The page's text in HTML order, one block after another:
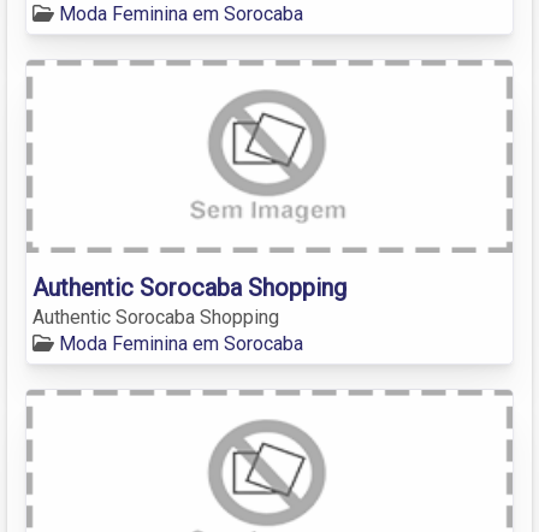
Moda Feminina em Sorocaba
Authentic Sorocaba Shopping
Authentic Sorocaba Shopping
Moda Feminina em Sorocaba